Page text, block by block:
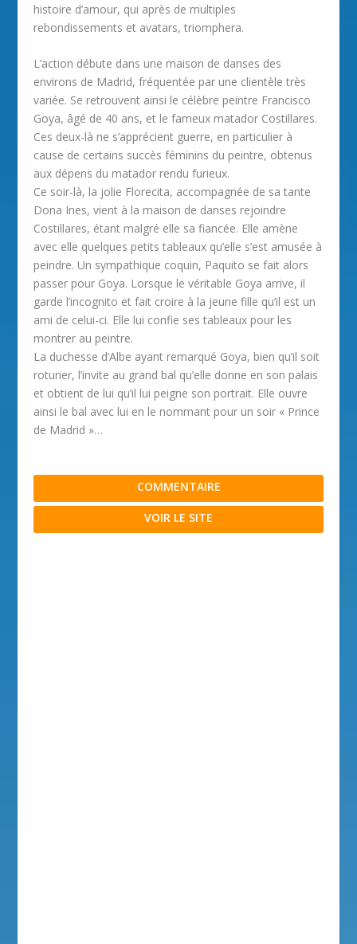
histoire d’amour, qui après de multiples
rebondissements et avatars, triomphera.
L’action débute dans une maison de danses des
environs de Madrid, fréquentée par une clientèle très
variée. Se retrouvent ainsi le célèbre peintre Francisco
Goya, âgé de 40 ans, et le fameux matador Costillares.
Ces deux-là ne s’apprécient guerre, en particulier à
cause de certains succès féminins du peintre, obtenus
aux dépens du matador rendu furieux.
Ce soir-là, la jolie Florecita, accompagnée de sa tante
Dona Ines, vient à la maison de danses rejoindre
Costillares, étant malgré elle sa fiancée. Elle amène
avec elle quelques petits tableaux qu’elle s’est amusée à
peindre. Un sympathique coquin, Paquito se fait alors
passer pour Goya. Lorsque le véritable Goya arrive, il
garde l’incognito et fait croire à la jeune fille qu’il est un
ami de celui-ci. Elle lui confie ses tableaux pour les
montrer au peintre.
La duchesse d’Albe ayant remarqué Goya, bien qu’il soit
roturier, l’invite au grand bal qu’elle donne en son palais
et obtient de lui qu’il lui peigne son portrait. Elle ouvre
ainsi le bal avec lui en le nommant pour un soir « Prince
de Madrid »…
COMMENTAIRE
VOIR LE SITE